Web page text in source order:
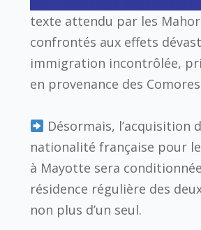
texte attendu par les
confrontés aux effets
immigration incontrôlée,
en provenance des
Désormais, l’acquisition
nationalité française pour
à Mayotte sera
résidence régulière des
non plus d’un seul.